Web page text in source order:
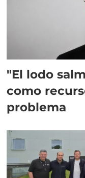
"El lodo
como
problema